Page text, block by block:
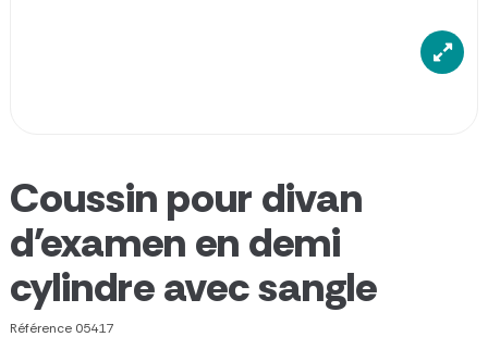
Coussin pour divan
d'examen en demi
cylindre avec sangle
Référence 05417